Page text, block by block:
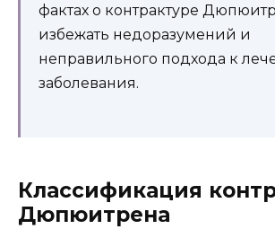
фактах о контрактуре
избежать недоразумений и
неправильного подхода к
заболевания.
Классификация
Дюпюитрена